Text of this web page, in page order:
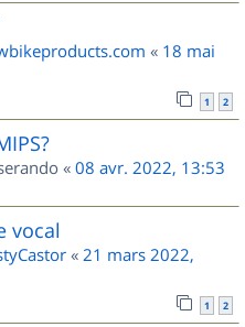
« 18 mai
1 2
« 08 avr. 2022, 13:53
vocal
« 21 mars 2022,
1 2